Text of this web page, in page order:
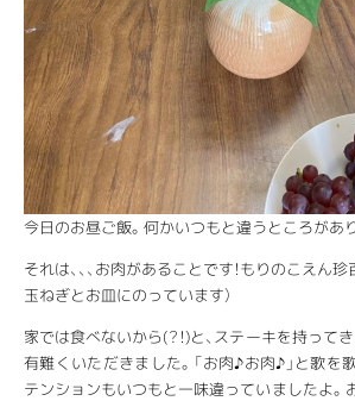
今日のお昼ご飯。何かいつもと違うところがあ
それは、、、お肉があることです！もりのこえん珍
玉ねぎとお皿にのっています）
家では食べないから(？！)と、ステーキを持って
有難くいただきました。「お肉♪お肉♪」と歌を
テンションもいつもと一味違っていましたよ。